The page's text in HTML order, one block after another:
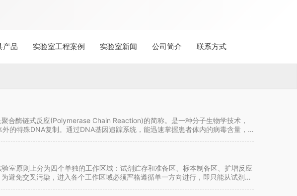
产品 实验室工程案例 实验室新闻 公司简介 联系方式
合酶链式反应(Polymerase Chain Reaction)的简称。是一种分子生物学技术，
的特殊DNA复制。通过DNA基因追踪系统，能迅速掌握患者体内的病毒含量，
室原则上分为四个单独的工作区域：试剂贮存和准备区、标本制备区、扩增反应
避免交叉污染，进入各个工作区域必须严格遵循单一方向进行，即只能从试剂贮